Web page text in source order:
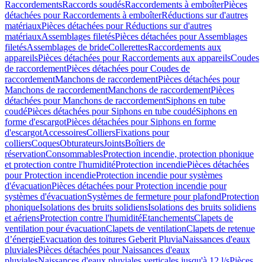
RaccordementsRaccords soudésRaccordements à emboîterPièces
détachées pour Raccordements à emboîterRéductions sur d'autres
matériauxPièces détachées pour Réductions sur d'autres
matériauxAssemblages filetésPièces détachées pour Assemblages
filetésAssemblages de brideCollerettesRaccordements aux
appareilsPièces détachées pour Raccordements aux appareilsCoudes
de raccordementPièces détachées pour Coudes de
raccordementManchons de raccordementPièces détachées pour
Manchons de raccordementManchons de raccordementPièces
détachées pour Manchons de raccordementSiphons en tube
coudéPièces détachées pour Siphons en tube coudéSiphons en
forme d'escargotPièces détachées pour Siphons en forme
d'escargotAccessoiresColliersFixations pour
colliersCoquesObturateursJointsBoîtiers de
réservationConsommablesProtection incendie, protection phonique
et protection contre l'humiditéProtection incendiePièces détachées
pour Protection incendieProtection incendie pour systèmes
d'évacuationPièces détachées pour Protection incendie pour
systèmes d'évacuationSystèmes de fermeture pour plafondProtection
phoniqueIsolations des bruits solidiensIsolations des bruits solidiens
et aériensProtection contre l'humiditéEtanchementsClapets de
ventilation pour évacuationClapets de ventilationClapets de retenue
d’énergieEvacuation des toitures Geberit PluviaNaissances d'eaux
pluvialesPièces détachées pour Naissances d'eaux